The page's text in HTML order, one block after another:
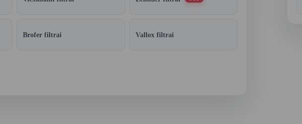
Brofer filtrai Vallox filtrai